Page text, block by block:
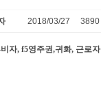
2018/03/27 3890
자, f5영주권,귀화, 근로자